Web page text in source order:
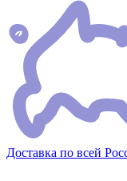
Доставка по всей